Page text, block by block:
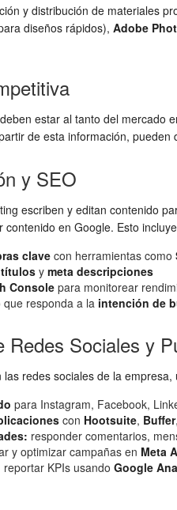
y distribución de materiales
diseños rápidos), Adobe
estar al tanto del mercado
de esta información,
y SEO
escriben y editan contenido
en Google. Esto
clavecon herramientas como
y meta descripciones
Console para monitorear
responda a la intención de
Redes Sociales y
redes sociales de la
para Instagram, Facebook,
con Hootsuite, Buffer,
responder comentarios,
y optimizar campañas en Meta
reportar KPIs usando Google